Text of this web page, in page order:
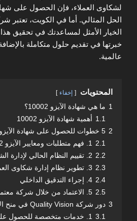
الخيار الأمثل لمساعدتك في تحقيق
خبرتها في تقديم حلول متكاملة
عالمية.
المحتويات إخفاء
1 ما هي شهادة الآيزو 10002؟
1.1 أهمية شهادة الآيزو 10002
2 5 خطوات للحصول على شهادة الآيزو 10002
2.1
1. فهم متطلبات ومعايير الآيزو 10002
2.2 2. تقييم النظام الحالي لإدارة الشكاوى
2.3 3. تطوير نظام إدارة شكاوى العملاء
2.4 4. إجراء التدقيق الداخلي
2.5 5. الاعتماد من خلال شركة معتمدة
3 دور شركة Quality Vision في منح الأيزو في الكويت
3.1 1. خدمات متخصصة للحصول على شهادة الآيزو